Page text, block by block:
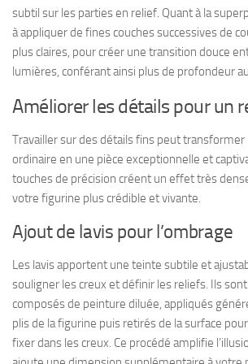
subtil sur les parties en relief. Quant à la
à appliquer de fines couches successives de
plus claires, pour créer une transition douce
lumières, conférant ainsi plus de profondeur
Améliorer les détails pour un
Travailler sur des détails fins peut
ordinaire en une pièce exceptionnelle et
touches de précision créent un effet très
votre figurine plus crédible et vivante.
Ajout de lavis pour l’ombrage
Les lavis apportent une teinte subtile et
souligner les creux et définir les reliefs. Ils
composés de peinture diluée, appliqués
plis de la figurine puis retirés de la surface
fixer dans les creux. Ce procédé amplifie